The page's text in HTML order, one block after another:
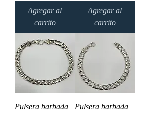
Agregar al
carrito
Agregar al
carrito
Pulsera barbada
Pulsera barbada